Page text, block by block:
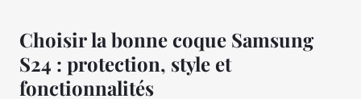
Choisir la bonne coque Samsung
S24 : protection, style et
fonctionnalités